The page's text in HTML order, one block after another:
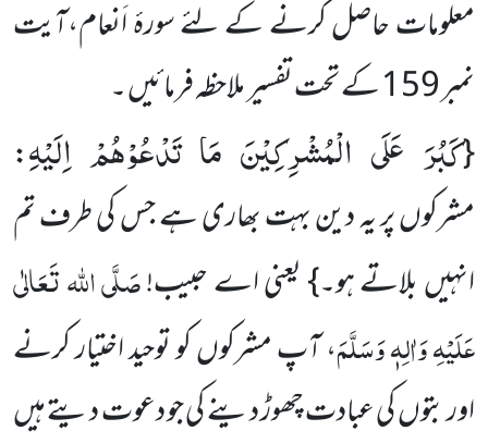
معلومات حاصل کرنے کے لئے سورۂ اَنعام،آیت
نمبر 159 کے تحت تفسیر ملاحظہ فرمائیں ۔
{كَبُرَ عَلَى الْمُشْرِكِیْنَ مَا تَدْعُوْهُمْ اِلَیْهِ:
مشرکوں پر یہ دین بہت بھاری ہے جس کی طرف تم
انہیں بلاتے ہو۔} یعنی اے حبیب!صَلَّی اللہ تَعَالٰی
عَلَیْہِ وَاٰلِہٖ وَسَلَّمَ، آپ مشرکوں کو توحید اختیار کرنے
اور بتوں کی عبادت چھوڑ دینے کی جو دعوت دیتے ہیں